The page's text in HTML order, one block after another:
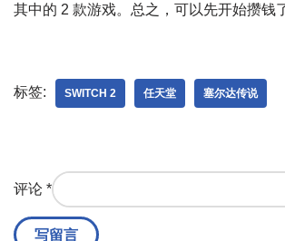
其中的 2 款游戏。总之，可以先开始攒钱
标签: SWITCH 2 任天堂 塞尔达传说
评论 *